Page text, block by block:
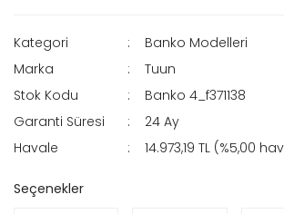
Kategori
Banko Modelleri
Marka
Tuun
Stok Kodu
Banko 4_f371138
Garanti Süresi
24 Ay
Havale
14.973,19 TL (%5,00
Seçenekler